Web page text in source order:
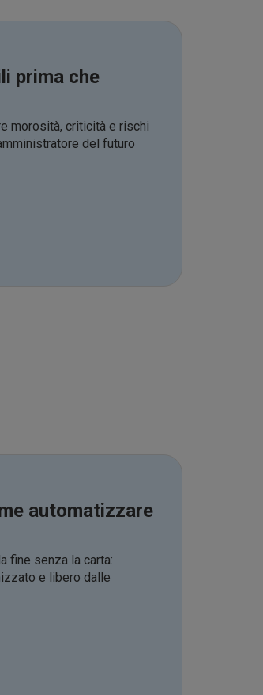
prima che
morosità, criticità e rischi
del futuro
automatizzare
fine senza la carta:
e libero dalle